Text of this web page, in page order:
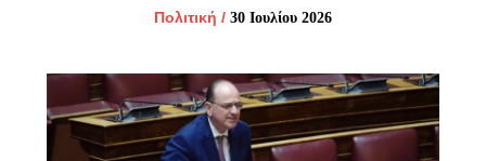
Πολιτική / 30 Ιουλίου 2026